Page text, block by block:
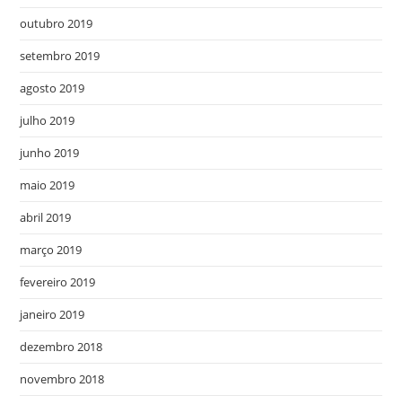
outubro 2019
setembro 2019
agosto 2019
julho 2019
junho 2019
maio 2019
abril 2019
março 2019
fevereiro 2019
janeiro 2019
dezembro 2018
novembro 2018